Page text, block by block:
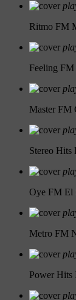
Ritmo FM
Feeling
Master FM
Stereo Hits
Oye FM El
Metro FM
Power Hits